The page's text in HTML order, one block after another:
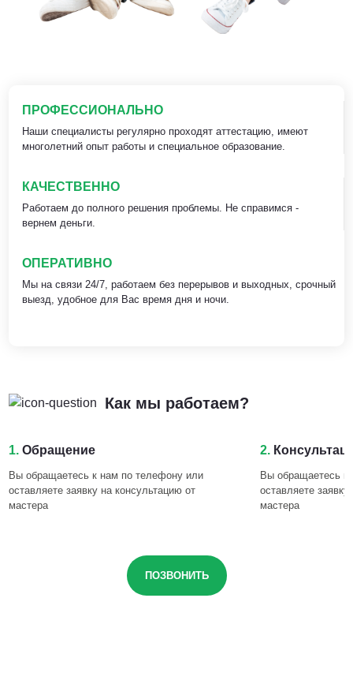
ПРОФЕССИОНАЛЬНО
Наши специалисты регулярно проходят аттестацию, имеют
многолетний опыт работы и специальное образование.
КАЧЕСТВЕННО
Работаем до полного решения проблемы. Не справимся -
вернем деньги.
ОПЕРАТИВНО
Мы на связи 24/7, работаем без перерывов и выходных, срочный
выезд, удобное для Вас время дня и ночи.
Как мы работаем?
1. Обращение
Вы обращаетесь к нам по телефону или
оставляете заявку на консультацию от
мастера
2.
Вы обращаетесь
оставляете
мастера
ПОЗВОНИТЬ